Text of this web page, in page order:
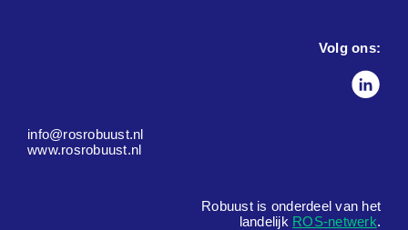
Volg ons:
info@rosrobuust.nl
www.rosrobuust.nl
Robuust is onderdeel van het
landelijk ROS-netwerk.